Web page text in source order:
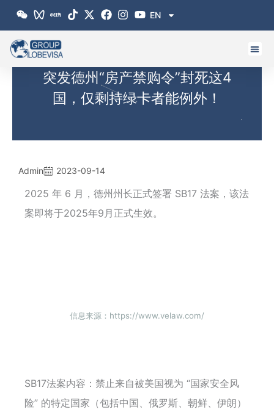
EN
突发德州“房产禁购令”封死这4
国，仅剩持绿卡者能例外！
Admin 2023-09-14
2025 年 6 月，德州州长正式签署 SB17 法案，该法
案即将于2025年9月正式生效。
信息来源：https://www.velaw.com/
SB17法案内容：禁止来自被美国视为 “国家安全风
险” 的特定国家（包括中国、俄罗斯、朝鲜、伊朗）